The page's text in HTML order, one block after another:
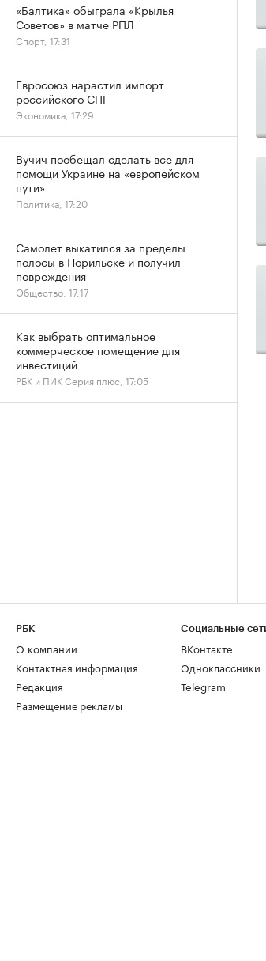
«Балтика» обыграла «Крылья
Советов» в матче РПЛ
Спорт, 17:31
Евросоюз нарастил импорт
российского СПГ
Экономика, 17:29
Вучич пообещал сделать все для
помощи Украине на «европейском
пути»
Политика, 17:20
Самолет выкатился за пределы
полосы в Норильске и получил
повреждения
Общество, 17:17
Как выбрать оптимальное
коммерческое помещение для
инвестиций
РБК и ПИК Серия плюс, 17:05
РБК
О компании
Контактная информация
Редакция
Размещение рекламы
Социальные
ВКонтакте
Одноклассники
Telegram